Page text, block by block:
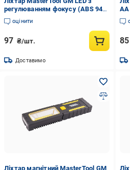
регулюванням фокусу (ABS 94-
0801)
оцінити
97 ₴/шт.
Доставимо
85
Ліхтар магнітний MasterTool GM